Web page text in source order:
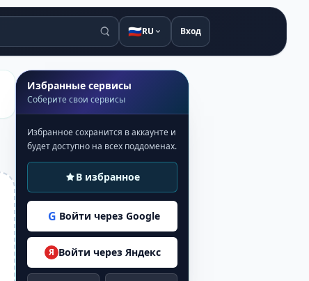
🇷🇺RU Вход
Избранные сервисы
Соберите свои сервисы
Избранное сохранится в аккаунте и
будет доступно на всех поддоменах.
В избранное
G Войти через Google
Я Войти через Яндекс